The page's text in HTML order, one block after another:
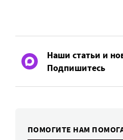
Наши статьи и
Подпишитесь
ПОМОГИТЕ НАМ